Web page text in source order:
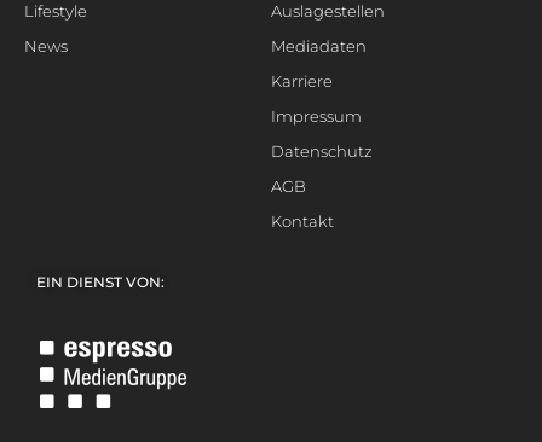
Lifestyle
News
Auslagestellen
Mediadaten
Karriere
Impressum
Datenschutz
AGB
Kontakt
EIN DIENST VON: